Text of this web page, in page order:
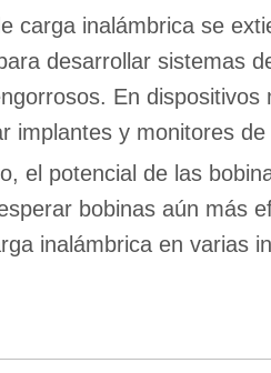
carga inalámbrica se
desarrollar sistemas
En
implantes y monitores
el potencial de las
bobinas aún más
inalámbrica en varias